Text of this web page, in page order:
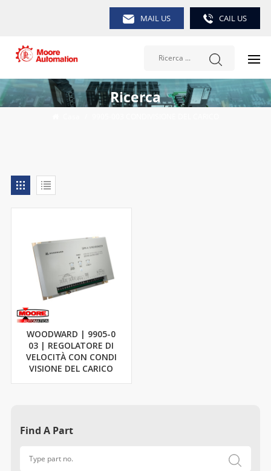
MAIL US CAIL US
Ricerca
WOODWARD | 9905-0
03 | REGOLATORE DI
VELOCITÀ CON CONDI
VISIONE DEL CARICO
Find A Part